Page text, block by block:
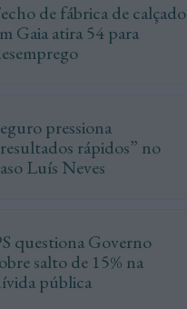
de fábrica de calçado
Gaia atira 54 para
pressiona
rápidos” no
Luís Neves
questiona Governo
salto de 15% na
pública